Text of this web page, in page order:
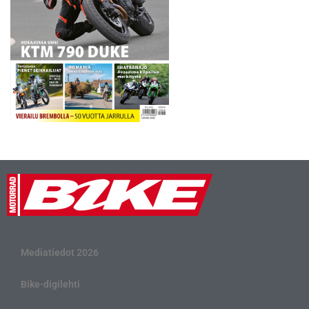
Mediatiedot 2026
Bike-digilehti